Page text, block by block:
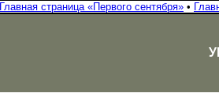
Главная страница «Первого сентября» •